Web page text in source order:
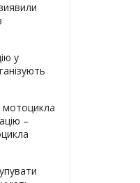
у
мотоцикла
–